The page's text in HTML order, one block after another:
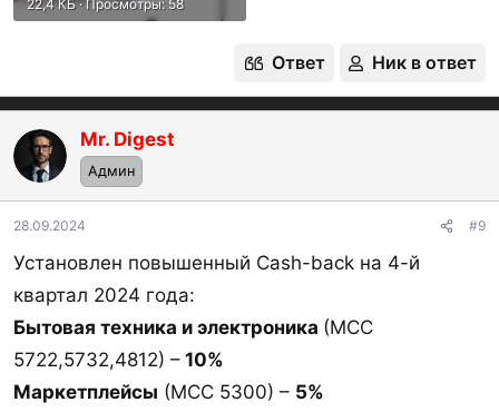
22,4 КБ · Просмотры: 58
Ответ Ник в ответ
Mr. Digest
Админ
28.09.2024 #9
Установлен повышенный Cash-back на 4-й
квартал 2024 года:
Бытовая техника и электроника (МСС
5722,5732,4812) – 10%
Маркетплейсы (МСС 5300) – 5%